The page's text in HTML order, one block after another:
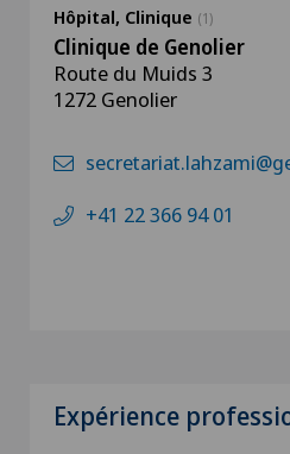
Hôpital, Clinique (1)
Clinique de Genolier
Route du Muids 3
1272 Genolier
+41 22 366 94 01
Expérience